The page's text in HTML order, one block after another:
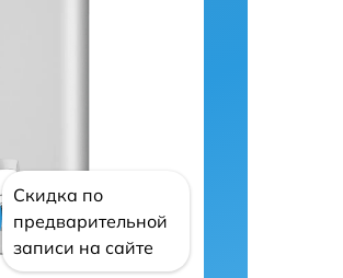
Скидка по
предварительной
записи на сайте